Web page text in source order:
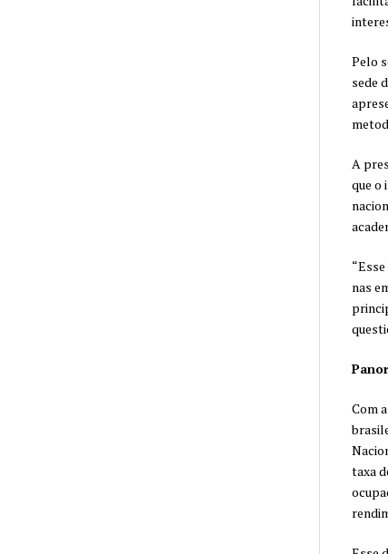
Pelo
sede
A
que o
nas
Com
taxa